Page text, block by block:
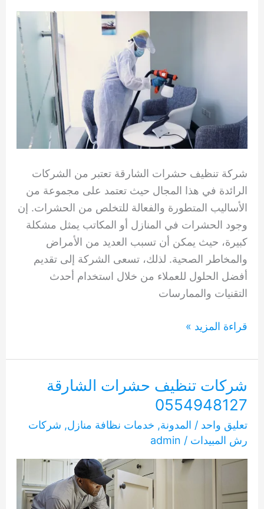
شركة تنظيف حشرات الشارقة تعتبر من الشركات
الرائدة في هذا المجال حيث تعتمد على مجموعة من
الأساليب المتطورة والفعالة للتخلص من الحشرات. إن
وجود الحشرات في المنازل أو المكاتب يمثل مشكلة
كبيرة، حيث يمكن أن تسبب العديد من الأمراض
والمخاطر الصحية. لذلك، تسعى الشركة إلى تقديم
أفضل الحلول للعملاء من خلال استخدام أحدث
التقنيات والممارسات
شركة
حشرات
الشارقة
0554948127
قراءة المزيد »
شركات تنظيف حشرات الشارقة
0554948127
تعليق واحد / المدونة, خدمات نظافة منازل, شركات
رش المبيدات /
admin